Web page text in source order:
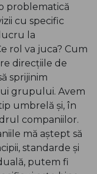
problematică
cu specific
la
rol va juca? Cum
direcțiile de
sprijinim
grupului. Avem
umbrelă și, în
companiilor.
mă aștept să
standarde și
putem fi